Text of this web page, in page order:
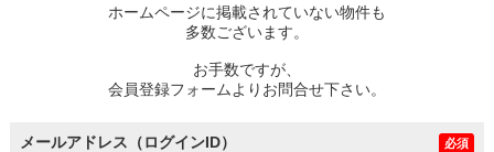
ホームページに掲載されていない物件も
多数ございます。
お手数ですが、
会員登録フォームよりお問合せ下さい。
メールアドレス（ログインID） 必須